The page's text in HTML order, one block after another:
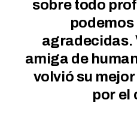
no
que no es
por miedo, se
gracias